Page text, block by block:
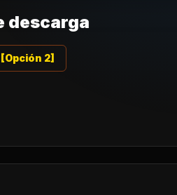
descarga
[Opción 2]